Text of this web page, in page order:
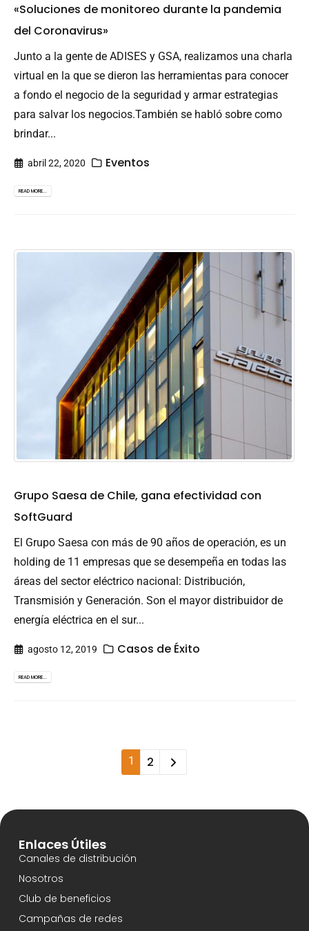
«Soluciones de monitoreo durante la pandemia
del Coronavirus»
Junto a la gente de ADISES y GSA, realizamos una charla
virtual en la que se dieron las herramientas para conocer
a fondo el negocio de la seguridad y armar estrategias
para salvar los negocios.También se habló sobre como
brindar...
abril 22, 2020 Eventos
READ MORE...
Grupo Saesa de Chile, gana efectividad con
SoftGuard
El Grupo Saesa con más de 90 años de operación, es un
holding de 11 empresas que se desempeña en todas las
áreas del sector eléctrico nacional: Distribución,
Transmisión y Generación. Son el mayor distribuidor de
energía eléctrica en el sur...
agosto 12, 2019 Casos de Éxito
READ MORE...
1 2
Enlaces Útiles
Canales de distribución
Nosotros
Club de beneficios
Campañas de redes